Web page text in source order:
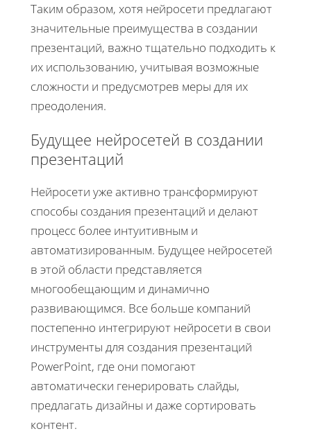
Таким образом, хотя нейросети предлагают
значительные преимущества в создании
презентаций, важно тщательно подходить к
их использованию, учитывая возможные
сложности и предусмотрев меры для их
преодоления.
Будущее нейросетей в создании
презентаций
Нейросети уже активно трансформируют
способы создания презентаций и делают
процесс более интуитивным и
автоматизированным. Будущее нейросетей
в этой области представляется
многообещающим и динамично
развивающимся. Все больше компаний
постепенно интегрируют нейросети в свои
инструменты для создания презентаций
PowerPoint, где они помогают
автоматически генерировать слайды,
предлагать дизайны и даже сортировать
контент.